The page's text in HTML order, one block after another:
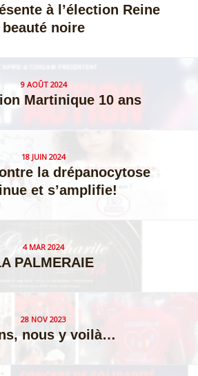
à l’élection Reine
beauté noire
9 AOÛT 2024
Martinique 10 ans
18 JUIN 2024
la drépanocytose
et s’amplifie!
4 MAR 2024
PALMERAIE
28 NOV 2023
nous y voilà…